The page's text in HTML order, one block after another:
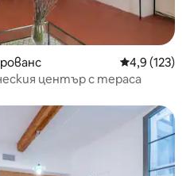
Средна
4,9 (123)
център с тераса